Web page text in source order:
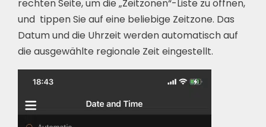
rechten Seite, um die „Zeitzonen“-Liste zu öffnen,
und tippen Sie auf eine beliebige Zeitzone. Das
Datum und die Uhrzeit werden automatisch auf
die ausgewählte regionale Zeit eingestellt.